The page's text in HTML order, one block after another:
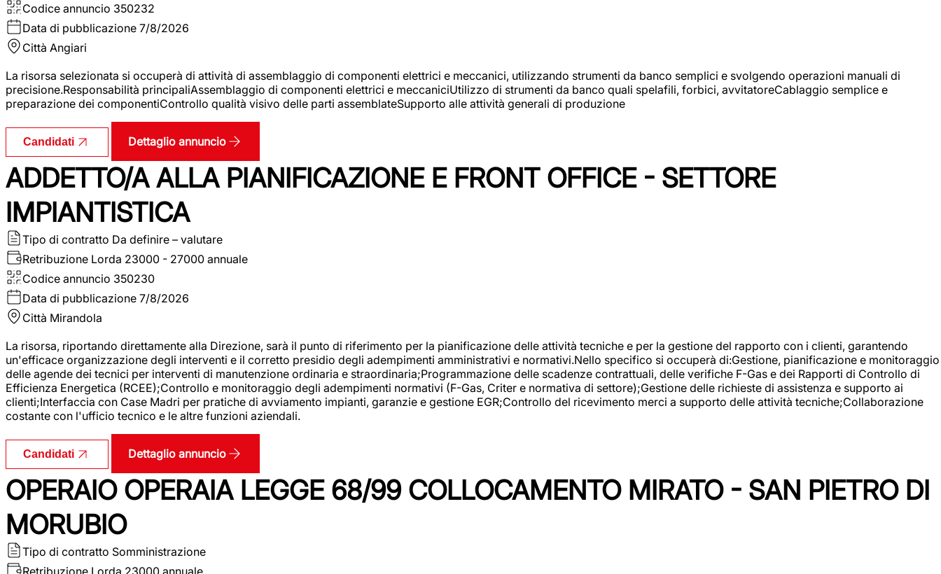
Codice annuncio 350232
Data di pubblicazione 7/8/2026
Città Angiari
La risorsa selezionata si occuperà di attività di assemblaggio di componenti elettrici e meccanici, utilizzando strumenti da banco semplici e svolgendo operazioni manuali di
precisione.Responsabilità principaliAssemblaggio di componenti elettrici e meccaniciUtilizzo di strumenti da banco quali spelafili, forbici, avvitatoreCablaggio semplice e
preparazione dei componentiControllo qualità visivo delle parti assemblateSupporto alle attività generali di produzione
Candidati Dettaglio annuncio
ADDETTO/A ALLA PIANIFICAZIONE E FRONT OFFICE - SETTORE
IMPIANTISTICA
Tipo di contratto Da definire – valutare
Retribuzione Lorda 23000 - 27000 annuale
Codice annuncio 350230
Data di pubblicazione 7/8/2026
Città Mirandola
La risorsa, riportando direttamente alla Direzione, sarà il punto di riferimento per la pianificazione delle attività tecniche e per la gestione del rapporto con i clienti, garantendo
un'efficace organizzazione degli interventi e il corretto presidio degli adempimenti amministrativi e normativi.Nello specifico si occuperà di:Gestione, pianificazione e monitoraggio
delle agende dei tecnici per interventi di manutenzione ordinaria e straordinaria;Programmazione delle scadenze contrattuali, delle verifiche F-Gas e dei Rapporti di Controllo di
Efficienza Energetica (RCEE);Controllo e monitoraggio degli adempimenti normativi (F-Gas, Criter e normativa di settore);Gestione delle richieste di assistenza e supporto ai
clienti;Interfaccia con Case Madri per pratiche di avviamento impianti, garanzie e gestione EGR;Controllo del ricevimento merci a supporto delle attività tecniche;Collaborazione
costante con l'ufficio tecnico e le altre funzioni aziendali.
Candidati Dettaglio annuncio
OPERAIO OPERAIA LEGGE 68/99 COLLOCAMENTO MIRATO - SAN PIETRO DI
MORUBIO
Tipo di contratto Somministrazione
Retribuzione Lorda 23000 annuale